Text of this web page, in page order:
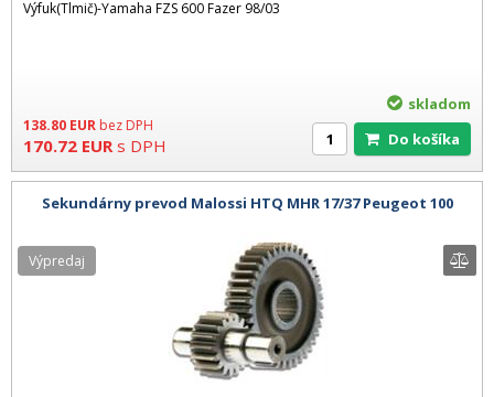
Výfuk(Tlmič)-Yamaha FZS 600 Fazer 98/03
138.80 EUR bez DPH
170.72 EUR s DPH
skladom
Do košíka
Sekundárny prevod Malossi HTQ MHR 17/37 Peugeot 100
Výpredaj